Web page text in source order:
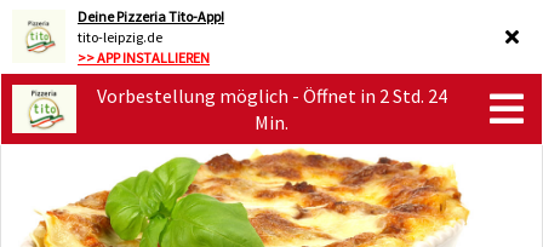
Deine Pizzeria Tito-App!
tito-leipzig.de
>> APP INSTALLIEREN
Vorbestellung möglich - Öffnet in 2 Std. 24
Min.